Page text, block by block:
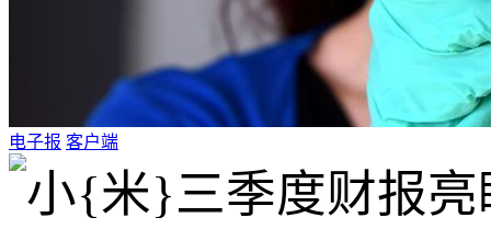
电子报 客户端